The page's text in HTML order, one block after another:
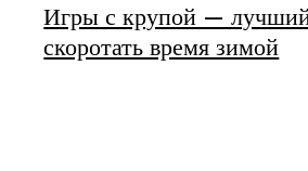
Игры с крупой —
скоротать время зимой